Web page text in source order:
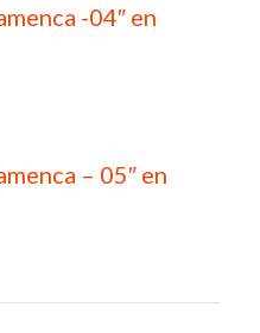
-04″ en
– 05″ en